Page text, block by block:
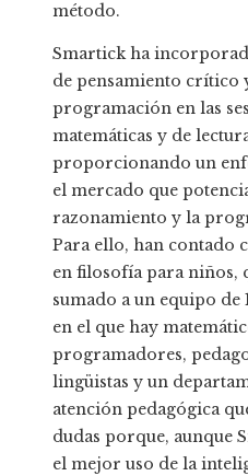
método.
Smartick ha
de pensamiento crítico
programación en las
matemáticas y de
proporcionando un
el mercado que
razonamiento y la
Para ello, han contado
en filosofía para niños,
sumado a un equipo de
en el que hay
programadores,
lingüistas y un
atención pedagógica
dudas porque, aunque
el mejor uso de la